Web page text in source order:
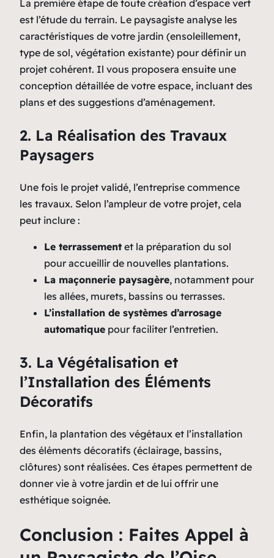
La première étape de toute création d’espace vert
est l’étude du terrain. Le paysagiste analyse les
caractéristiques de votre jardin (ensoleillement,
type de sol, végétation existante) pour définir un
projet cohérent. Il vous proposera ensuite une
conception détaillée de votre espace, incluant des
plans et des suggestions d’aménagement.
2. La Réalisation des Travaux
Paysagers
Une fois le projet validé, l’entreprise commence
les travaux. Selon l’ampleur de votre projet, cela
peut inclure :
Le terrassement et la préparation du sol
pour accueillir de nouvelles plantations.
La maçonnerie paysagère, notamment pour
les allées, murets, bassins ou terrasses.
L’installation de systèmes d’arrosage
automatique pour faciliter l’entretien.
3. La Végétalisation et
l’Installation des Éléments
Décoratifs
Enfin, la plantation des végétaux et l’installation
des éléments décoratifs (éclairage, bassins,
clôtures) sont réalisées. Ces étapes permettent de
donner vie à votre jardin et de lui offrir une
esthétique soignée.
Conclusion : Faites Appel à